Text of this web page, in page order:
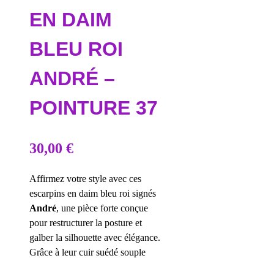
EN DAIM
BLEU ROI
ANDRÉ –
POINTURE 37
30,00 €
Affirmez votre style avec ces
escarpins en daim bleu roi signés
André, une pièce forte conçue
pour restructurer la posture et
galber la silhouette avec élégance.
Grâce à leur cuir suédé souple